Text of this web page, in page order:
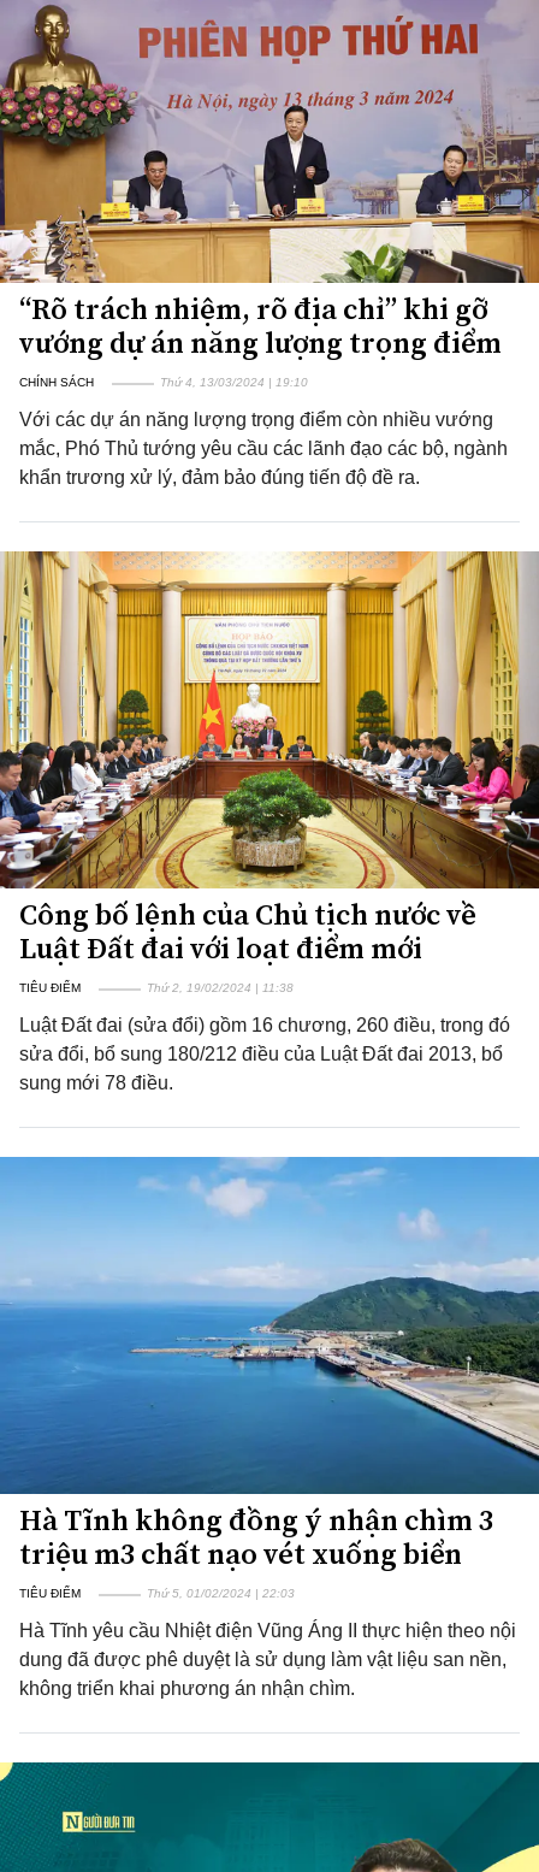
“Rõ trách nhiệm, rõ địa chỉ” khi gỡ
vướng dự án năng lượng trọng điểm
CHÍNH SÁCH Thứ 4, 13/03/2024 | 19:10
Với các dự án năng lượng trọng điểm còn nhiều vướng
mắc, Phó Thủ tướng yêu cầu các lãnh đạo các bộ, ngành
khẩn trương xử lý, đảm bảo đúng tiến độ đề ra.
Công bố lệnh của Chủ tịch nước về
Luật Đất đai với loạt điểm mới
TIÊU ĐIỂM Thứ 2, 19/02/2024 | 11:38
Luật Đất đai (sửa đổi) gồm 16 chương, 260 điều, trong đó
sửa đổi, bổ sung 180/212 điều của Luật Đất đai 2013, bổ
sung mới 78 điều.
Hà Tĩnh không đồng ý nhận chìm 3
triệu m3 chất nạo vét xuống biển
TIÊU ĐIỂM Thứ 5, 01/02/2024 | 22:03
Hà Tĩnh yêu cầu Nhiệt điện Vũng Áng II thực hiện theo nội
dung đã được phê duyệt là sử dụng làm vật liệu san nền,
không triển khai phương án nhận chìm.